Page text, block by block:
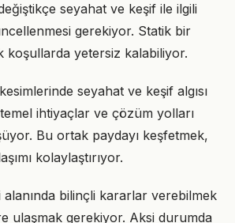
seyahat ve keşif ile ilgili
gerekiyor. Statik bir
koşullarda yetersiz kalabiliyor.
seyahat ve keşif algısı
ihtiyaçlar ve çözüm yolları
Bu ortak paydayı keşfetmek,
kolaylaştırıyor.
bilinçli kararlar verebilmek
ulaşmak gerekiyor. Aksi durumda